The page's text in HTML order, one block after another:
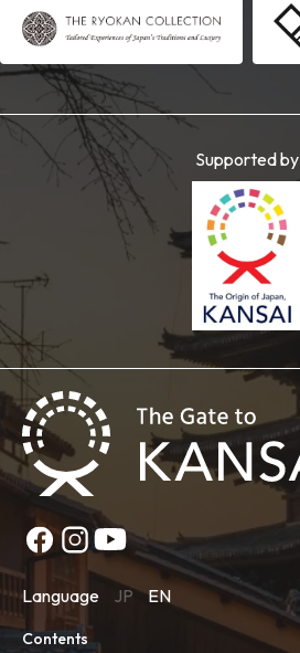
Supported by
Language JP EN
Contents